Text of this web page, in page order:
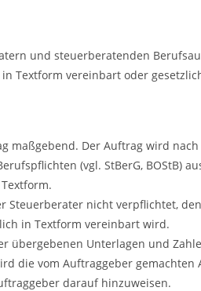
und steuerberatenden
Textform vereinbart oder
Der Auftrag wird
(vgl. StBerG, BOStB)
Steuerberater nicht verpflichtet,
in Textform vereinbart wird.
übergebenen Unterlagen und
die vom Auftraggeber gemachten
darauf hinzuweisen.